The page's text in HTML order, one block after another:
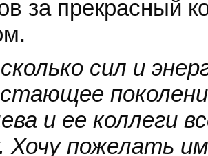
за прекрасный
сил и
и ее коллеги
Хочу пожелать